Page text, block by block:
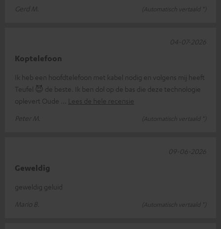
Gerd M.
(Automatisch vertaald *)
Koptelefoon
Ik heb een hoofdtelefoon met kabel nodig en volgens mij heeft
Teufel 😈 de beste. Ik ben dol op de bas die deze technologie
oplevert Oude
Lees de hele recensie
Peter M.
(Automatisch vertaald *)
04-07-2026
Geweldig
geweldig geluid
Mario B.
(Automatisch vertaald *)
09-06-2026